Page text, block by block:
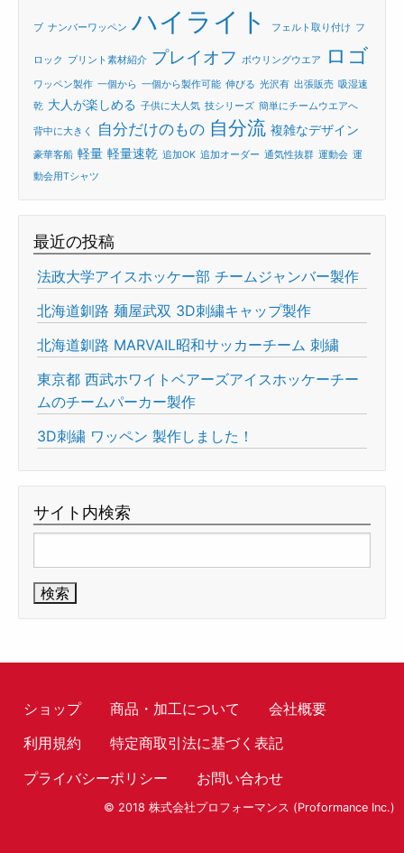
ブ ナンバーワッペン ハイライト フェルト取り付け フ
ロック プリント素材紹介 プレイオフ ボウリングウエア ロゴ
ワッペン製作 一個から 一個から製作可能 伸びる 光沢有 出張販売 吸湿速
乾 大人が楽しめる 子供に大人気 技シリーズ 簡単にチームウエアへ
背中に大きく 自分だけのもの 自分流 複雑なデザイン
豪華客船 軽量 軽量速乾 追加OK 追加オーダー 通気性抜群 運動会 運
動会用Tシャツ
最近の投稿
法政大学アイスホッケー部 チームジャンバー製作
北海道釧路 麺屋武双 3D刺繍キャップ製作
北海道釧路 MARVAIL昭和サッカーチーム 刺繍
東京都 西武ホワイトベアーズアイスホッケーチー
ムのチームパーカー製作
3D刺繍 ワッペン 製作しました！
サイト内検索
索:
ショップ 商品・加工について
会社概要
利用規約
特定商取引法に基づく表記
プライバシーポリシー
お問い合わせ
© 2018 株式会社プロフォーマンス (Proformance Inc.)